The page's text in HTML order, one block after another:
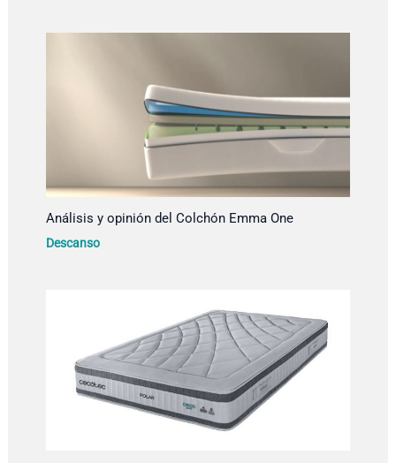
Análisis y opinión del Colchón Emma One
Descanso